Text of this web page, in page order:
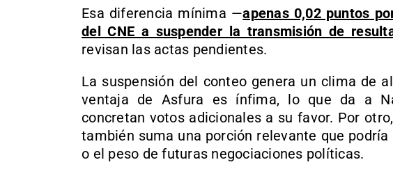
Esa diferencia mínima —apenas 0,02 puntos
del CNE a suspender la transmisión de
revisan las actas pendientes.
La suspensión del conteo genera un clima de
ventaja de Asfura es ínfima, lo que da a
concretan votos adicionales a su favor. Por
también suma una porción relevante que
o el peso de futuras negociaciones políticas.